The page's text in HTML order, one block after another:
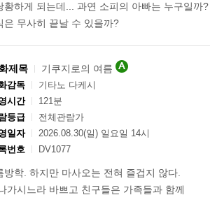
황하게 되는데... 과연 소피의 아빠는 누구일까?
은 무사히 끝날 수 있을까?
제목 기쿠지로의 여름
감독
기타노 다케시
시간
121분
등급
전체관람가
일자
2026.08.30(일) 일요일 14시
번호
DV1077
방학. 하지만 마사오는 전혀 즐겁지 않다.
가시느라 바쁘고 친구들은 가족들과 함께